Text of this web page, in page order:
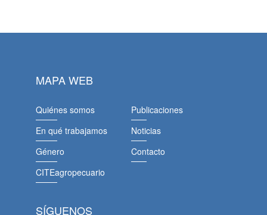
MAPA WEB
Quiénes somos
En qué trabajamos
Género
CITEagropecuario
Publicaciones
Noticias
Contacto
SÍGUENOS